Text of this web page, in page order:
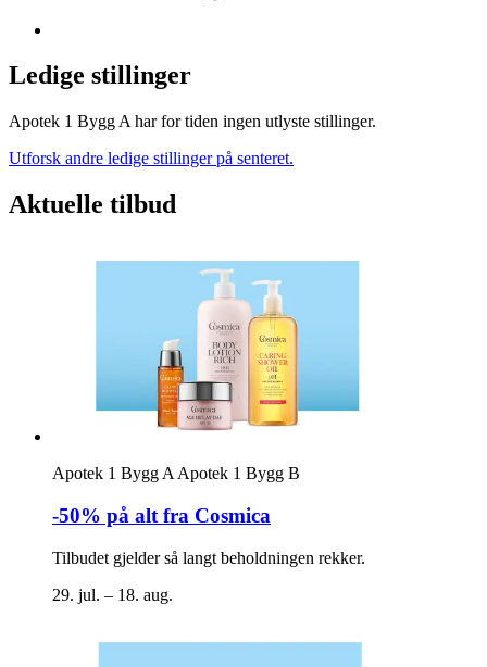
Ledige stillinger
Apotek 1 Bygg A har for tiden ingen utlyste stillinger.
Utforsk andre ledige stillinger på senteret.
Aktuelle tilbud
Apotek 1 Bygg AApotek 1 Bygg B
-50% på alt fra Cosmica
Tilbudet gjelder så langt beholdningen rekker.
29. jul. – 18. aug.